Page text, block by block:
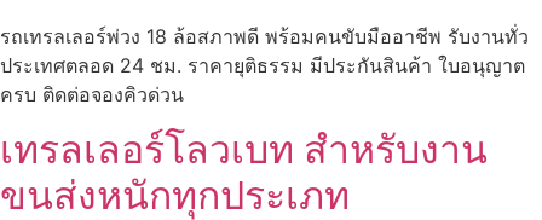
รถเทรลเลอร์พ่วง 18 ล้อสภาพดี พร้อมคนขับมืออาชีพ รับงานทั่ว
ประเทศตลอด 24 ชม. ราคายุติธรรม มีประกันสินค้า ใบอนุญาต
ครบ ติดต่อจองคิวด่วน
เทรลเลอร์โลวเบท สำหรับงาน
ขนส่งหนักทุกประเภท